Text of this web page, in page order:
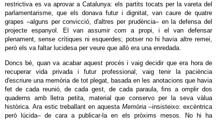
restrictiva es va aprovar a Catalunya: els partits tocats per la vareta del
parlamentarisme, que els donava futur i dignitat, van caure de quatre
grapes –alguns per convicció, d'altres per prudència– en la defensa del
projecte espanyol. El van assumir com a propi, i el van defensar
plenament, sense crítiques ni esquerdes; potser no hi havia altre remei,
però els va faltar lucidesa per veure que allò era una enredada.
Doncs bé, quan va acabar aquest procés i vaig decidir que era hora de
recuperar vida privada i futur professional, vaig tenir la paciència
d'escriure una memòria de tot plegat, basada en les anotacions que havia
fet de cada reunió, de cada gest, de cada paraula, fins a omplir dos
quaderns amb lletra petita, material que conservo per la seva vàlua
històrica. Ara estic treballant en aquesta Memòria--insisteixo: excèntrica
però lúcida– de cara a publicar-la en els pròxims mesos. No hi ha